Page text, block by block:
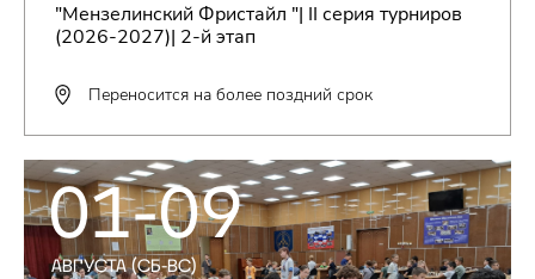
"Мензелинский Фристайл "| II серия турниров
(2026-2027)| 2-й этап
Переносится на более поздний срок
01-09
АВГУСТА (СБ-ВС)